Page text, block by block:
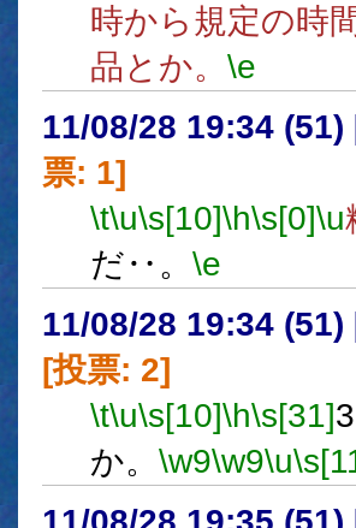
時から規定の時
品とか。 \e
11/08/28 19:34 (51)
票: 1]
\t\u\s[10]\h\s[0]\u
だ‥。 \e
11/08/28 19:34 (51)
[投票: 2]
\t\u\s[10]\h\s[31]
か。 \w9\w9\u